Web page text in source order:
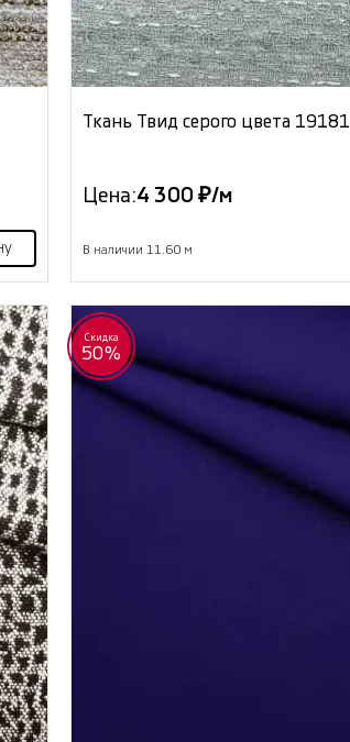
Ткань Твид серого цвета 19181
Цена:4 300 ₽/м
В наличии 11.60 м
Скидка
50%